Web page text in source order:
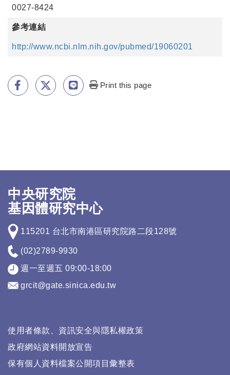
0027-8424
參考連結
http://www.ncbi.nlm.nih.gov/pubmed/19060201
Print this page
中央研究院
基因體研究中心
115201 台北市南港區研究院路二段128號
(02)2789-9930
週一至週五 09:00-18:00
grcit@gate.sinica.edu.tw
使用者條款、資訊安全與隱私權政策
政府網站資料開放宣告
保有個人資料檔案公開項目彙整表